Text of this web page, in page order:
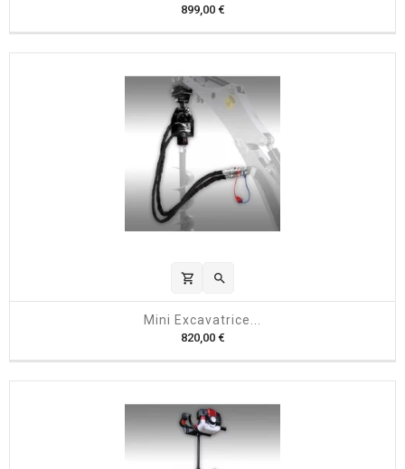
899,00 €P
x
shopping_cart 
Mini Excavatrice...
820,00 €P
x